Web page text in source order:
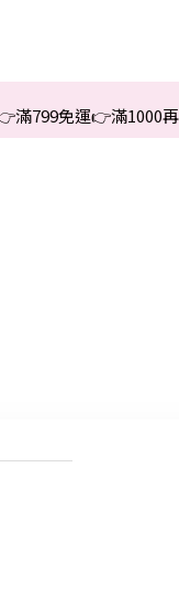
799免運👉滿1000